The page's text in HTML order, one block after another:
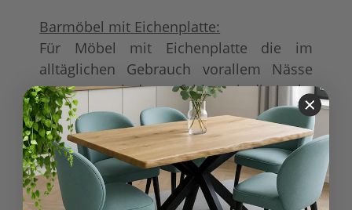
Barmöbel mit Eichenplatte:
Für Möbel mit Eichenplatte die im
alltäglichen Gebrauch vorallem Nässe
ausgesetzt sind, empfehlen wir die Lacke
mit natürlicher Optik P061 und P058.
Produkteigenschaft
Wert
Plattenoberseite
:
Eichenplatte
Möbel
Möbel wird aufgebaut